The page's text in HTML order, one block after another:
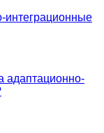
интеграционные
aдаптационно-